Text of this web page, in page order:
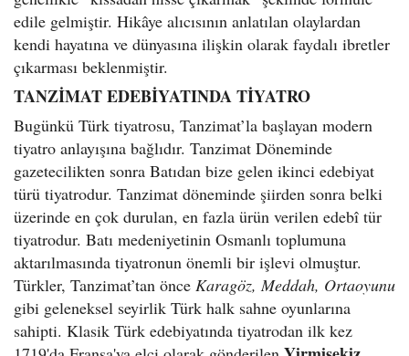
edile gelmiştir. Hikâye alıcısının anlatılan olaylardan
kendi hayatına ve dünyasına ilişkin olarak faydalı ibretler
çıkarması beklenmiştir.
TANZİMAT EDEBİYATINDA TİYATRO
Bugünkü Türk tiyatrosu, Tanzimat’la başlayan modern
tiyatro anlayışına bağlıdır. Tanzimat Döneminde
gazetecilikten sonra Batıdan bize gelen ikinci edebiyat
türü tiyatrodur. Tanzimat döneminde şiirden sonra belki
üzerinde en çok durulan, en fazla ürün verilen edebî tür
tiyatrodur. Batı medeniyetinin Osmanlı toplumuna
aktarılmasında tiyatronun önemli bir işlevi olmuştur.
Türkler, Tanzimat’tan önce Karagöz, Meddah, Ortaoyunu
gibi geleneksel seyirlik Türk halk sahne oyunlarına
sahipti. Klasik Türk edebiyatında tiyatrodan ilk kez